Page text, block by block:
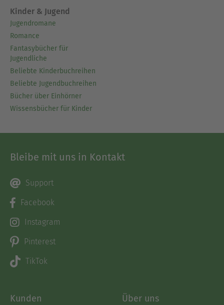
Kinder & Jugend
Jugendromane
Romance
Fantasybücher für
Jugendliche
Beliebte Kinderbuchreihen
Beliebte Jugendbuchreihen
Bücher über Einhörner
Wissensbücher für Kinder
Bleibe mit uns in Kontakt
Support
Facebook
Instagram
Pinterest
TikTok
Kunden Über uns